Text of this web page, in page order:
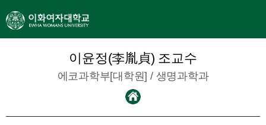
이윤정(李胤貞) 조교수
에코과학부[대학원] / 생명과학과